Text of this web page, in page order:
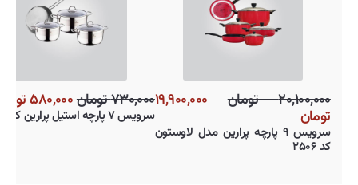
۷۳۰,۰۰۰ تومان
سرویس ۷ پارچه استیل پرارین کد ۴۶۰۳
۲۰,۱۰۰,۰۰۰ تومان ۱۹,۹۰۰,۰۰۰
سرویس ۹ پارچه پرارین مدل لاوستون